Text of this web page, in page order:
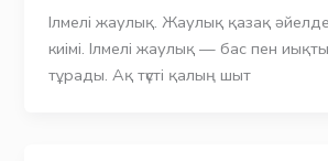
Ілмелі жаулық. Жаулық қазақ
киімі. Ілмелі жаулық — бас пен
тұрады. Ақ түсті қалың шыт